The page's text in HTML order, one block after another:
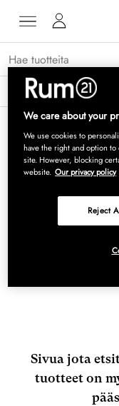
Saat 15 % alennusta
Sivua jota
tuotteet on
We care about your
We use cookies to
have the right and option
site. However, blocking
website. Our privacy policy
Reject